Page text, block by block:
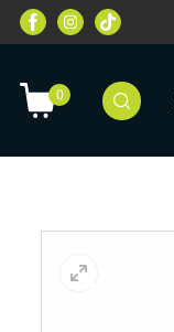
מחלקת ציוד מיגון לילדים
0